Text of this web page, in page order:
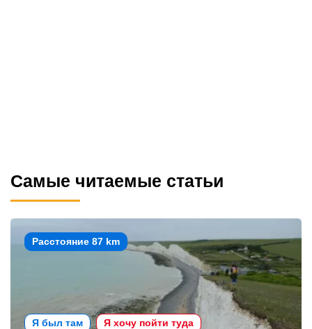
Самые читаемые статьи
Расстояние 87 km
Я был там Я хочу пойти туда